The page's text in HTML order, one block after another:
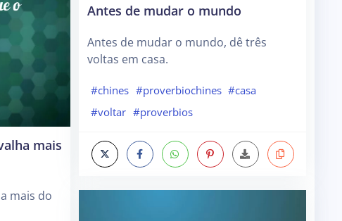
mais
mais do
Antes de mudar o mundo
Antes de mudar o mundo, dê três
voltas em casa.
#chines #proverbiochines #casa
#voltar #proverbios